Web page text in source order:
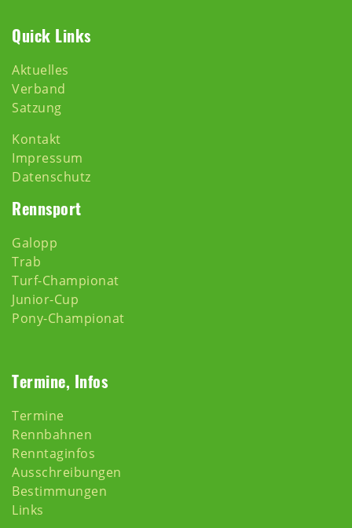
Quick Links
Aktuelles
Verband
Satzung
Kontakt
Impressum
Datenschutz
Rennsport
Galopp
Trab
Turf-Championat
Junior-Cup
Pony-Championat
Termine, Infos
Termine
Rennbahnen
Renntaginfos
Ausschreibungen
Bestimmungen
Links